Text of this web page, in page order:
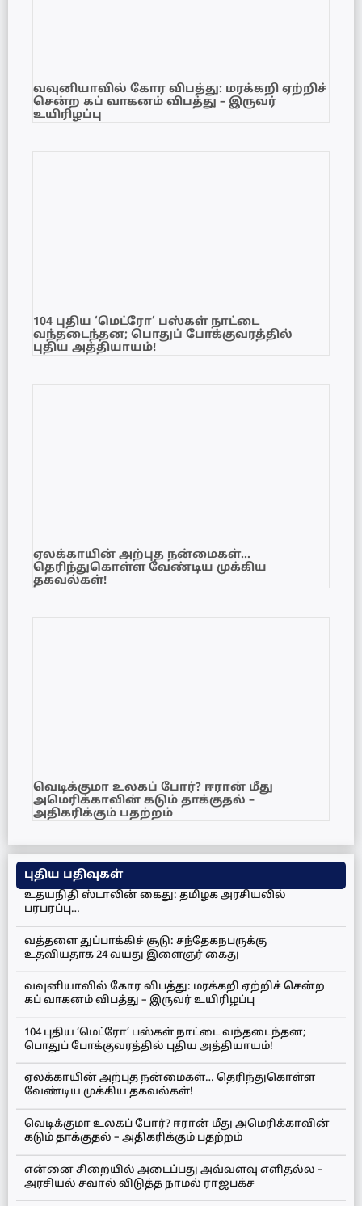
வவுனியாவில் கோர விபத்து: மரக்கறி ஏற்றிச்
சென்ற கப் வாகனம் விபத்து – இருவர்
உயிரிழப்பு
104 புதிய ‘மெட்ரோ’ பஸ்கள் நாட்டை
வந்தடைந்தன; பொதுப் போக்குவரத்தில்
புதிய அத்தியாயம்!
ஏலக்காயின் அற்புத நன்மைகள்…
தெரிந்துகொள்ள வேண்டிய முக்கிய
தகவல்கள்!
வெடிக்குமா உலகப் போர்? ஈரான் மீது
அமெரிக்காவின் கடும் தாக்குதல் –
அதிகரிக்கும் பதற்றம்
புதிய பதிவுகள்
உதயநிதி ஸ்டாலின் கைது: தமிழக அரசியலில்
பரபரப்பு…
வத்தளை துப்பாக்கிச் சூடு: சந்தேகநபருக்கு
உதவியதாக 24 வயது இளைஞர் கைது
வவுனியாவில் கோர விபத்து: மரக்கறி ஏற்றிச் சென்ற
கப் வாகனம் விபத்து – இருவர் உயிரிழப்பு
104 புதிய ‘மெட்ரோ’ பஸ்கள் நாட்டை வந்தடைந்தன;
பொதுப் போக்குவரத்தில் புதிய அத்தியாயம்!
ஏலக்காயின் அற்புத நன்மைகள்… தெரிந்துகொள்ள
வேண்டிய முக்கிய தகவல்கள்!
வெடிக்குமா உலகப் போர்? ஈரான் மீது அமெரிக்காவின்
கடும் தாக்குதல் – அதிகரிக்கும் பதற்றம்
என்னை சிறையில் அடைப்பது அவ்வளவு எளிதல்ல –
அரசியல் சவால் விடுத்த நாமல் ராஜபக்ச